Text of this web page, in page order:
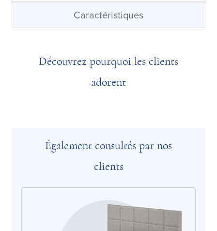
Caractéristiques
Découvrez pourquoi les clients
adorent
Également consultés par nos
clients